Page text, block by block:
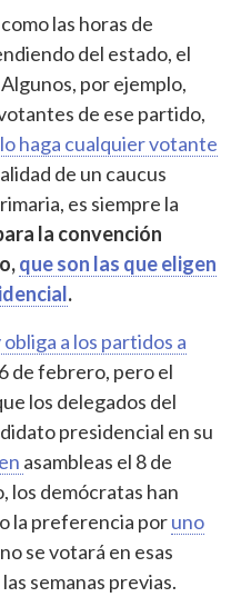
las horas de
del estado, el
por ejemplo,
de ese partido,
haga cualquier votante
de un caucus
es siempre la
la convención
que son las que eligen
.
obliga a los partidos a
de febrero, pero el
los delegados del
presidencial en su
asambleas el 8 de
los demócratas han
la preferencia poruno
no se votará en esas
semanas previas.